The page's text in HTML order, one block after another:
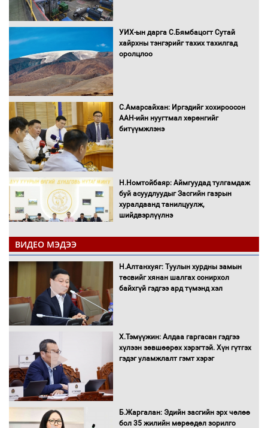
УИХ-ын дарга С.Бямбацогт Сутай
хайрхны тэнгэрийг тахих тахилгад
оролцлоо
С.Амарсайхан: Иргэдийг хохироосон
ААН-ийн нуугтмал хөрөнгийг
битүүмжлэнэ
Н.Номтойбаяр: Аймгуудад тулгамдаж
буй асуудлуудыг Засгийн газрын
хуралдаанд танилцуулж,
шийдвэрлүүлнэ
эрэгтэйчүүдийн волейболын тэмцээнд
оролцож байгаа баг тамирчдад
амжилт хүслээ
Автобензин, дизель түлшний онцгой
албан татварыг тэглэлээ
Санхүүгийн хэмнэлтийн горимд эрүүл
мэндийн салбар хамаарахгүй
ВИДЕО МЭДЭЭ
Н.Алтанхуяг: Туулын хурдны замын
төсвийг хянан шалгах сонирхол
байхгүй гэдгээ ард түмэнд хэл
Х.Тэмүүжин: Алдаа гаргасан гэдгээ
хүлээн зөвшөөрөх хэрэгтэй. Хүн гүтгэх
гэдэг уламжлалт гэмт хэрэг
Б.Жаргалан: Эдийн засгийн эрх чөлөө
бол 35 жилийн мөрөөдөл зорилго